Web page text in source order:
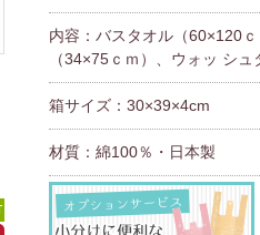
内容：バスタオル（60×120
（34×75ｃｍ）、ウォッ シュ
箱サイズ：30×39×4cm
材質：綿100％・日本製